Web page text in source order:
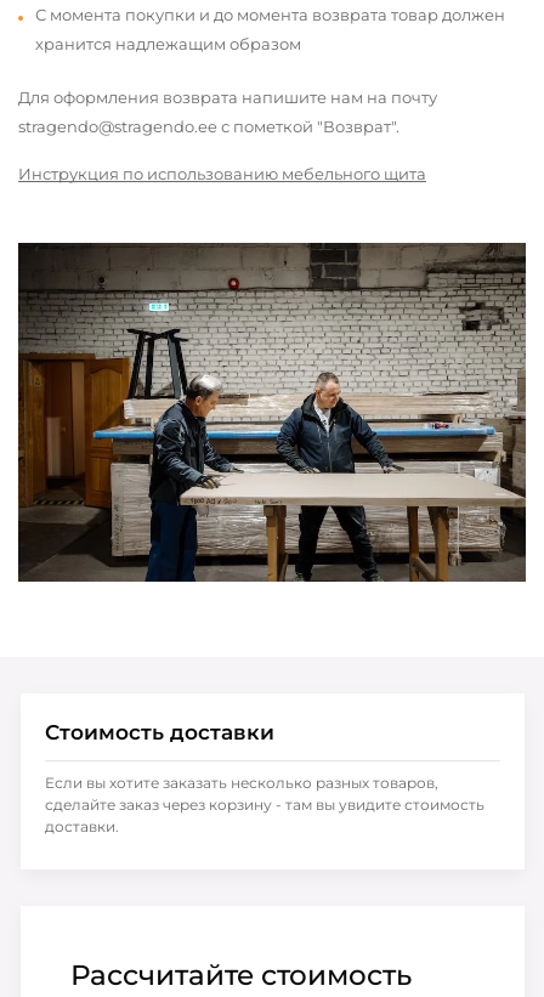
С момента покупки и до момента возврата товар должен
хранится надлежащим образом
Для оформления возврата напишите нам на почту
stragendo@stragendo.ee с пометкой "Возврат".
Инструкция по использованию мебельного щита
Рассчитайте стоимость
Стоимость доставки
Если вы хотите заказать несколько разных товаров,
сделайте заказ через корзину - там вы увидите стоимость
доставки.